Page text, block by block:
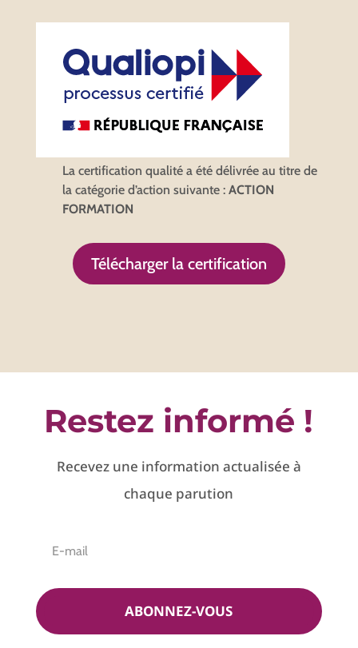
La certification qualité a été délivrée au titre de
la catégorie d’action suivante :ACTION
FORMATION
Télécharger la certification
Restez informé !
Recevez une information actualisée à
chaque parution
ABONNEZ-VOUS